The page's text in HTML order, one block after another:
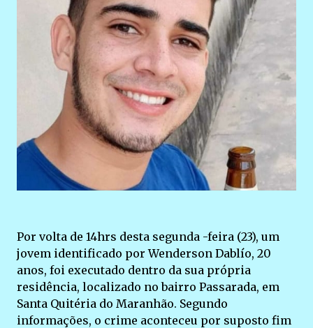
Por volta de 14hrs desta segunda -feira (23), um
jovem identificado por Wenderson Dablío, 20
anos, foi executado dentro da sua própria
residência, localizado no bairro Passarada, em
Santa Quitéria do Maranhão. Segundo
informações, o crime aconteceu por suposto fim